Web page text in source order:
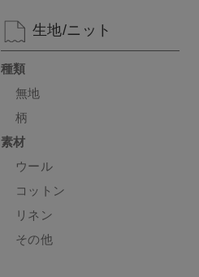
生地/ニット
種類
無地
柄
素材
ウール
コットン
リネン
その他